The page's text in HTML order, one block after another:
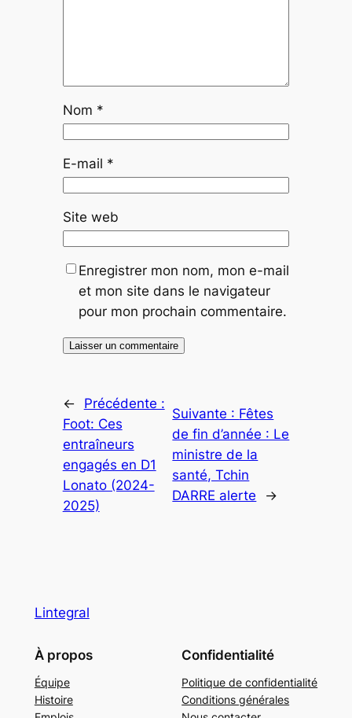
Nom *
E-mail *
Site web
Enregistrer mon nom, mon e-mail
et mon site dans le navigateur
pour mon prochain commentaire.
←
Précédente :
Foot: Ces
entraîneurs
engagés en D1
Lonato (2024-
2025)
Suivante : Fêtes
de fin d’année : Le
ministre de la
santé, Tchin
DARRE alerte
→
Lintegral
À propos
Équipe
Histoire
Confidentialité
Politique de confidentialité
Conditions générales